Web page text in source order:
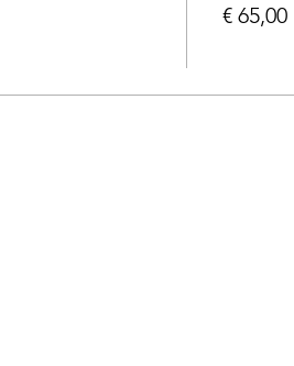
€ 65,00